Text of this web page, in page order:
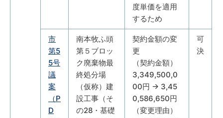
度単価を適用
するため
市
第5
5号
議
案
（P
D
南本牧ふ頭
第５ブロッ
ク廃棄物最
終処分場
（仮称）建
設工事（そ
の28・基礎
契約金額の変
更
（契約金額）
3,349,500,0
00円 → 3,45
0,586,650円
（変更理由）
可
決